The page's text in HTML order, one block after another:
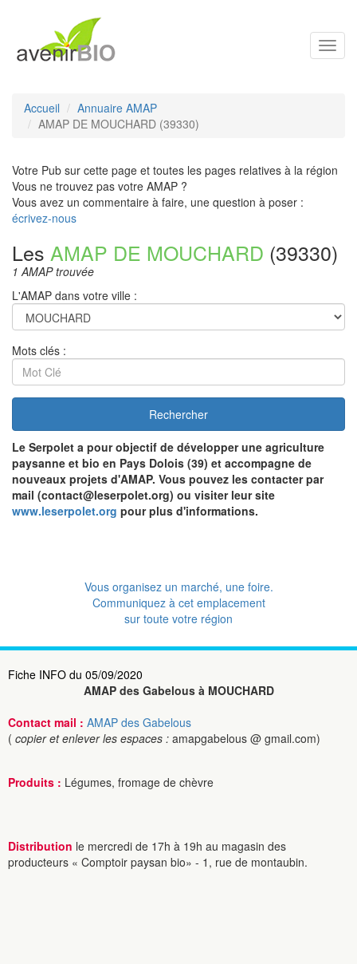
Accueil
Annuaire AMAP
AMAP DE MOUCHARD (39330)
Votre Pub sur cette page et toutes les pages relatives à la région
Vous ne trouvez pas votre AMAP ?
Vous avez un commentaire à faire, une question à poser :
écrivez-nous
Les AMAP DE MOUCHARD (39330)
1 AMAP trouvée
L'AMAP dans votre ville :
Mots clés :
Rechercher
Le Serpolet a pour objectif de développer une agriculture
paysanne et bio en Pays Dolois (39) et accompagne de
nouveaux projets d'AMAP. Vous pouvez les contacter par
mail (contact@leserpolet.org) ou visiter leur site
www.leserpolet.org pour plus d'informations.
Vous organisez un marché, une foire.
Communiquez à cet emplacement
sur toute votre région
Fiche INFO du 05/09/2020
AMAP des Gabelous à MOUCHARD
Contact mail : AMAP des Gabelous
( copier et enlever les espaces : amapgabelous @ gmail.com)
Produits : Légumes, fromage de chèvre
Distribution le mercredi de 17h à 19h au magasin des
producteurs « Comptoir paysan bio» - 1, rue de montaubin.